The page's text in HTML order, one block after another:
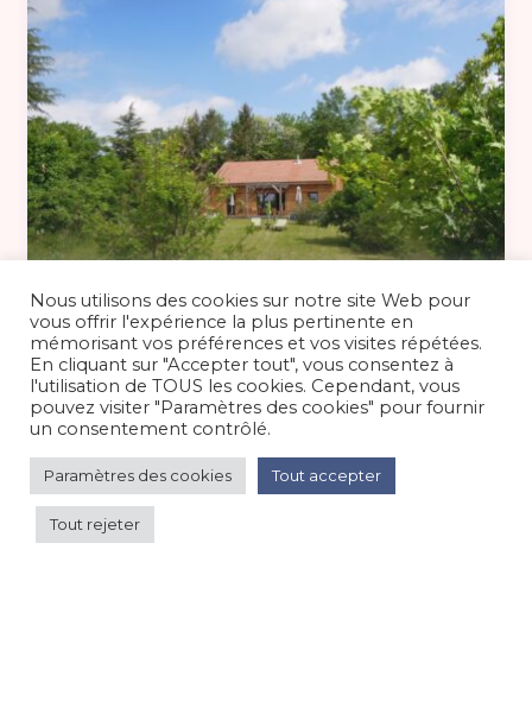
à partir de 119 €/nuit
Gîte en Périgord noir
Maison/villa/chalet/gîte/Campagne
Nous utilisons des cookies sur notre site Web pour
vous offrir l'expérience la plus pertinente en
mémorisant vos préférences et vos visites répétées.
En cliquant sur "Accepter tout", vous consentez à
l'utilisation de TOUS les cookies. Cependant, vous
pouvez visiter "Paramètres des cookies" pour fournir
un consentement contrôlé.
Paramètres des cookies Tout accepter
Tout rejeter